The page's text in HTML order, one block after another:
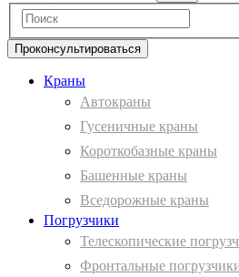
Проконсультироваться
Краны
Автокраны
Гусеничные краны
Короткобазные краны
Башенные краны
Вcедорожные краны
Погрузчики
Телескопические
Фронтальные